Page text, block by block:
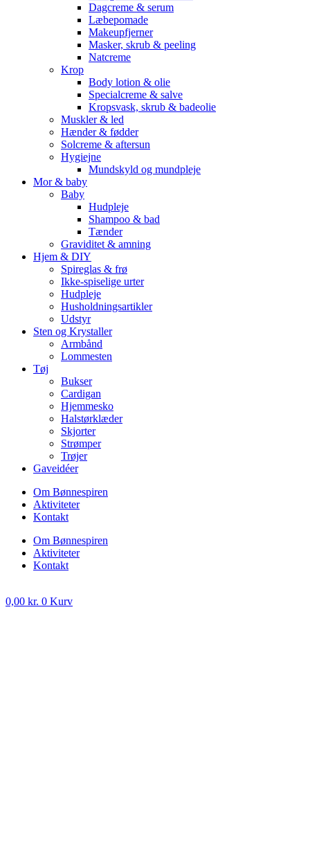
Dagcreme & serum
Læbepomade
Makeupfjerner
Masker, skrub & peeling
Natcreme
Krop
Body lotion & olie
Specialcreme & salve
Kropsvask, skrub & badeolie
Muskler & led
Hænder & fødder
Solcreme & aftersun
Hygiejne
Mundskyld og mundpleje
Mor & baby
Baby
Hudpleje
Shampoo & bad
Tænder
Graviditet & amning
Hjem & DIY
Spireglas & frø
Ikke-spiselige urter
Hudpleje
Husholdningsartikler
Udstyr
Sten og Krystaller
Armbånd
Lommesten
Tøj
Bukser
Cardigan
Hjemmesko
Halstørklæder
Skjorter
Strømper
Trøjer
Gaveidéer
Om Bønnespiren
Aktiviteter
Kontakt
Om Bønnespiren
Aktiviteter
Kontakt
0,00 kr. 0 Kurv